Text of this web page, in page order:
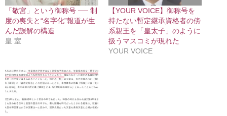
「敬宮」という御称号 ── 制
度の喪失と“名字化”報道が生
んだ誤解の構造
皇 室
【YOUR VOICE】御称号を
持たない暫定継承資格者の傍
系親王を「皇太子」のように
扱うマスコミが現れた
YOUR VOICE